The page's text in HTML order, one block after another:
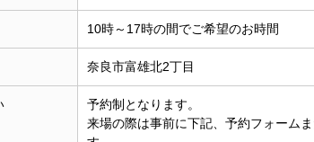
10時～17時の間でご希望のお時間
奈良市富雄北2丁目
予約制となります。
来場の際は事前に下記、予約フォーム